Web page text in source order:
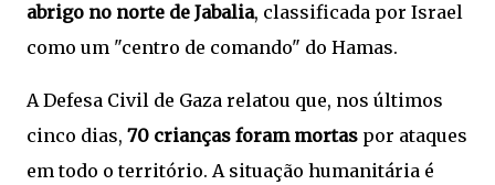
abrigo no norte de Jabalia, classificada por Israel
como um "centro de comando" do Hamas.
A Defesa Civil de Gaza relatou que, nos últimos
cinco dias, 70 crianças foram mortas por ataques
em todo o território. A situação humanitária é